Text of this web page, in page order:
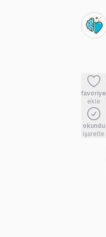
favoriye
ekle
okundu
işaretle